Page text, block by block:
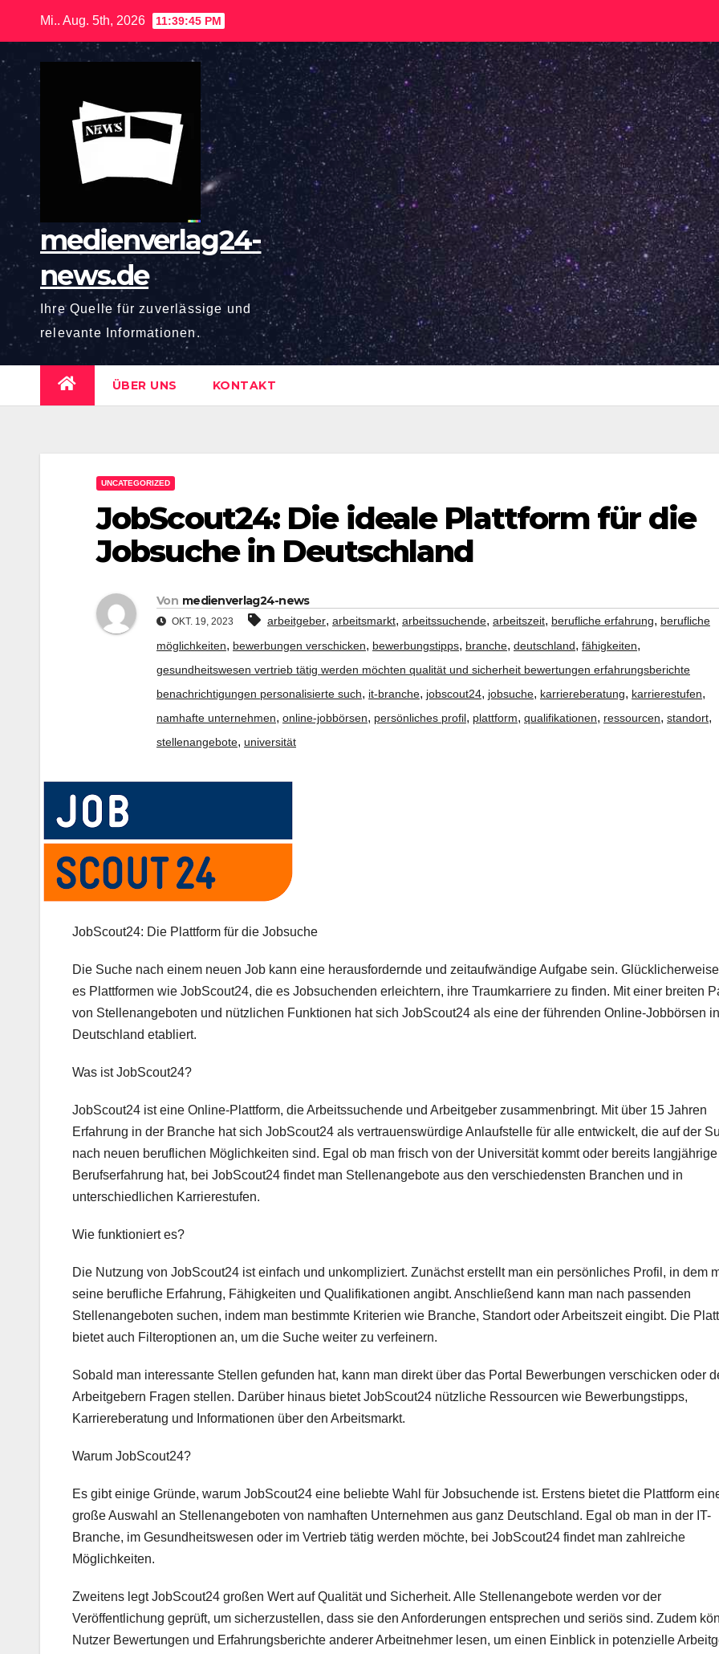
springen
Mi.. Aug. 5th, 2026 11:39:46 PM
medienverlag24-
news.de
Ihre Quelle für zuverlässige und
relevante Informationen.
ÜBER UNS KONTAKT
UNCATEGORIZED
JobScout24: Die ideale Plattform für die
Jobsuche in Deutschland
Von medienverlag24-news
OKT. 19, 2023 arbeitgeber, arbeitsmarkt, arbeitssuchende, arbeitszeit, berufliche erfahrung, berufliche
möglichkeiten, bewerbungen verschicken, bewerbungstipps, branche, deutschland, fähigkeiten,
gesundheitswesen vertrieb tätig werden möchten qualität und sicherheit bewertungen erfahrungsberichte
benachrichtigungen personalisierte such, it-branche, jobscout24, jobsuche, karriereberatung, karrierestufen,
namhafte unternehmen, online-jobbörsen, persönliches profil, plattform, qualifikationen, ressourcen, standort,
stellenangebote, universität
JobScout24: Die Plattform für die Jobsuche
Die Suche nach einem neuen Job kann eine herausfordernde und zeitaufwändige Aufgabe sein.
es Plattformen wie JobScout24, die es Jobsuchenden erleichtern, ihre Traumkarriere zu finden. Mit einer breiten
von Stellenangeboten und nützlichen Funktionen hat sich JobScout24 als eine der führenden Online-Jobbörsen in
Deutschland etabliert.
Was ist JobScout24?
JobScout24 ist eine Online-Plattform, die Arbeitssuchende und Arbeitgeber zusammenbringt. Mit über 15 Jahren
Erfahrung in der Branche hat sich JobScout24 als vertrauenswürdige Anlaufstelle für alle entwickelt, die auf der
nach neuen beruflichen Möglichkeiten sind. Egal ob man frisch von der Universität kommt oder bereits langjährige
Berufserfahrung hat, bei JobScout24 findet man Stellenangebote aus den verschiedensten Branchen und in
unterschiedlichen Karrierestufen.
Wie funktioniert es?
Die Nutzung von JobScout24 ist einfach und unkompliziert. Zunächst erstellt man ein persönliches Profil, in dem
seine berufliche Erfahrung, Fähigkeiten und Qualifikationen angibt. Anschließend kann man nach passenden
Stellenangeboten suchen, indem man bestimmte Kriterien wie Branche, Standort oder Arbeitszeit eingibt. Die
bietet auch Filteroptionen an, um die Suche weiter zu verfeinern.
Sobald man interessante Stellen gefunden hat, kann man direkt über das Portal Bewerbungen verschicken oder
Arbeitgebern Fragen stellen. Darüber hinaus bietet JobScout24 nützliche Ressourcen wie Bewerbungstipps,
Karriereberatung und Informationen über den Arbeitsmarkt.
Warum JobScout24?
Es gibt einige Gründe, warum JobScout24 eine beliebte Wahl für Jobsuchende ist. Erstens bietet die Plattform
große Auswahl an Stellenangeboten von namhaften Unternehmen aus ganz Deutschland. Egal ob man in der IT-
Branche, im Gesundheitswesen oder im Vertrieb tätig werden möchte, bei JobScout24 findet man zahlreiche
Möglichkeiten.
Zweitens legt JobScout24 großen Wert auf Qualität und Sicherheit. Alle Stellenangebote werden vor der
Veröffentlichung geprüft, um sicherzustellen, dass sie den Anforderungen entsprechen und seriös sind. Zudem
Nutzer Bewertungen und Erfahrungsberichte anderer Arbeitnehmer lesen, um einen Einblick in potenzielle